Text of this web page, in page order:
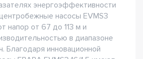
энергоэффективности
насосы EVMS3
напор от 67 до 113 м и
в диапазоне
Благодаря инновационной